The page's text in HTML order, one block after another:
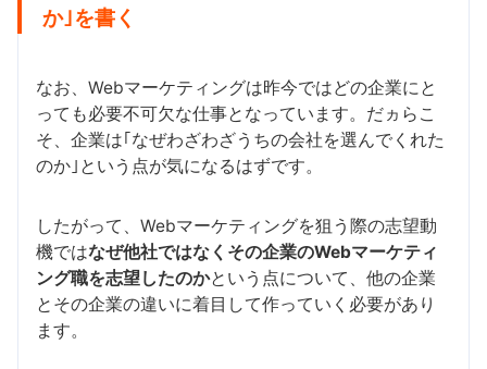
か｣を書く
なお、Webマーケティングは昨今ではどの企業にと
っても必要不可欠な仕事となっています。だヵらこ
そ、企業は｢なぜわざわざうちの会社を選んでくれた
のか｣という点が気になるはずです。
したがって、Webマーケティングを狙う際の志望動
機ではなぜ他社ではなくその企業のWebマーケティ
ング職を志望したのかという点について、他の企業
とその企業の違いに着目して作っていく必要があり
ます。